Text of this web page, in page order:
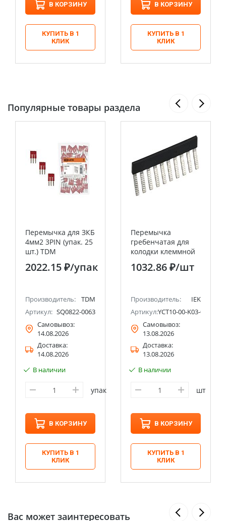
В КОРЗИНУ
КУПИТЬ В 1
КЛИК
В КОРЗИНУ
КУПИТЬ В 1
КЛИК
Популярные товары раздела
Перемычка для ЗКБ
4мм2 3PIN (упак. 25
шт.) TDM
2022.15 ₽/упак
Производитель:
TDM
Артикул: SQ0822-0063
Самовывоз:
14.08.2026
Доставка:
14.08.2026
В наличии
упак
В КОРЗИНУ
КУПИТЬ В 1
КЛИК
Перемычка
гребенчатая для
колодки клеммной
CTS изолированная
16мм2 10PIN IEK
1032.86 ₽/шт
Производитель:
IEK
Артикул:YCT10-00-K03-016-EC-
Самовывоз:
13.08.2026
Доставка:
13.08.2026
В наличии
шт
В КОРЗИНУ
КУПИТЬ В 1
КЛИК
Вас может заинтересовать